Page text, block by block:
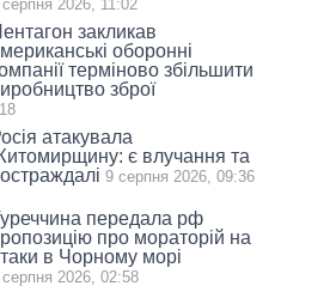
2026, 11:02
закликав
оборонні
терміново збільшити
зброї
атакувала
є влучання та
9 серпня 2026, 09:36
передала рф
про мораторій на
в Чорному морі
2026, 02:58